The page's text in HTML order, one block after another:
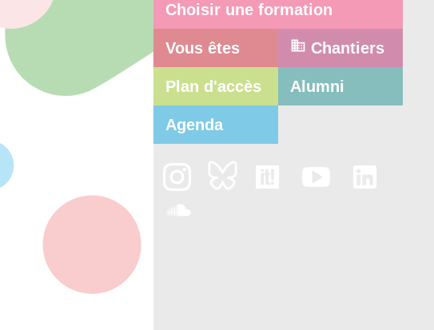
Choisir une formation
Vous êtes Chantiers
Plan d'accès Alumni
Agenda